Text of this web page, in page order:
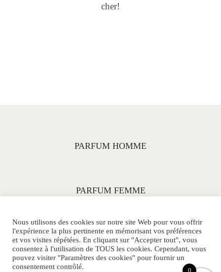
cher!
PARFUM HOMME
PARFUM FEMME
© PARFUMS-33ML.COM Tous Droits Réservés.
Nous utilisons des cookies sur notre site Web pour vous offrir
l'expérience la plus pertinente en mémorisant vos préférences
et vos visites répétées. En cliquant sur "Accepter tout", vous
consentez à l'utilisation de TOUS les cookies. Cependant, vous
pouvez visiter "Paramètres des cookies" pour fournir un
consentement contrôlé.
0